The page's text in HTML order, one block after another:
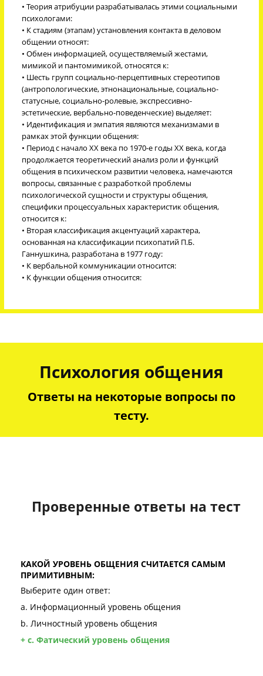
• Теория атрибуции разрабатывалась этими социальными
психологами:
• К стадиям (этапам) установления контакта в деловом
общении относят:
• Обмен информацией, осуществляемый жестами,
мимикой и пантомимикой, относятся к:
• Шесть групп социально-перцептивных стереотипов
(антропологические, этнонациональные, социально-
статусные, социально-ролевые, экспрессивно-
эстетические, вербально-поведенческие) выделяет:
• Идентификация и эмпатия являются механизмами в
рамках этой функции общения:
• Период с начало XX века по 1970-е годы XX века, когда
продолжается теоретический анализ роли и функций
общения в психическом развитии человека, намечаются
вопросы, связанные с разработкой проблемы
психологической сущности и структуры общения,
специфики процессуальных характеристик общения,
относится к:
• Вторая классификация акцентуаций характера,
основанная на классификации психопатий П.Б.
Ганнушкина, разработана в 1977 году:
• К вербальной коммуникации относится:
• К функции общения относится:
Психология общения
Ответы на некоторые вопросы по
тесту.
Проверенные ответы на тест
КАКОЙ УРОВЕНЬ ОБЩЕНИЯ СЧИТАЕТСЯ САМЫМ
ПРИМИТИВНЫМ:
Выберите один ответ:
a. Информационный уровень общения
b. Личностный уровень общения
+ c. Фатический уровень общения